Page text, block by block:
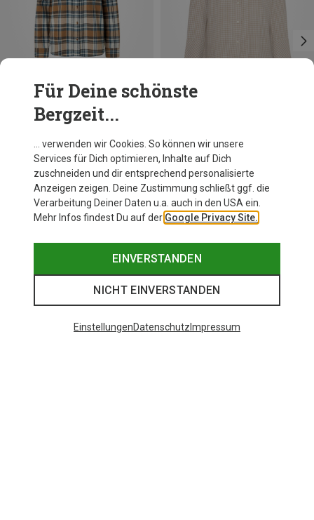
Du sparst 36%
Für Deine schönste
Bergzeit...
… verwenden wir Cookies. So können wir unsere
Services für Dich optimieren, Inhalte auf Dich
zuschneiden und dir entsprechend personalisierte
Anzeigen zeigen. Deine Zustimmung schließt ggf. die
Verarbeitung Deiner Daten u.a. auch in den USA ein.
Mehr Infos findest Du auf der Google Privacy Site.
EINVERSTANDEN
NICHT EINVERSTANDEN
EinstellungenDatenschutz Impressum